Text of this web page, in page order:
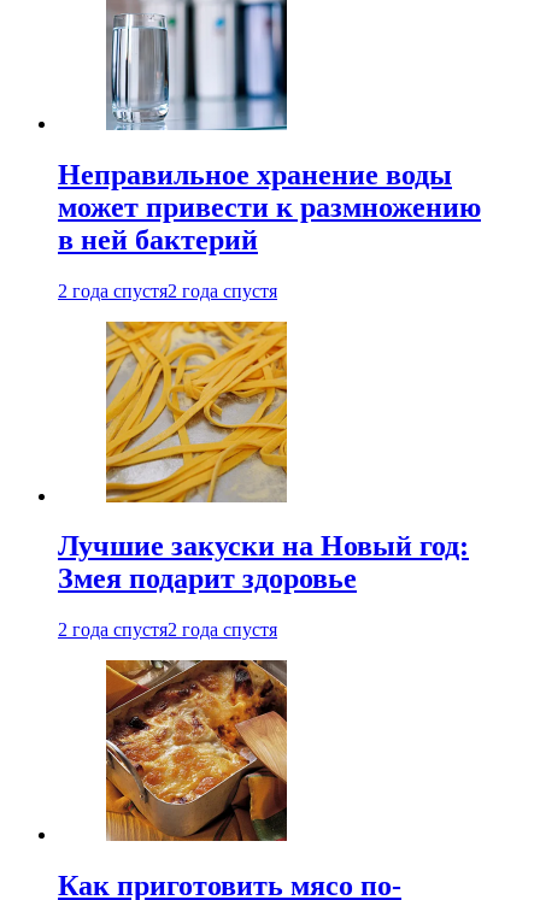
Неправильное хранение воды
может привести к размножению
в ней бактерий
2 года спустя2 года спустя
Лучшие закуски на Новый год:
Змея подарит здоровье
2 года спустя2 года спустя
Как приготовить мясо по-